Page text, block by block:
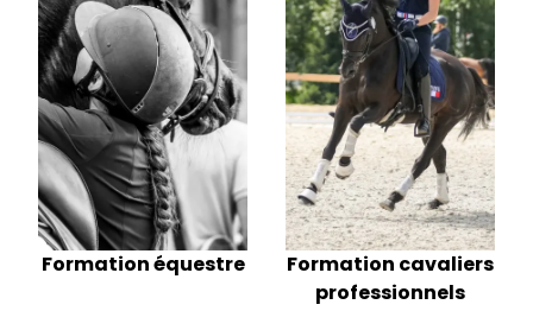
Formation équestre
Formation cavaliers
professionnels